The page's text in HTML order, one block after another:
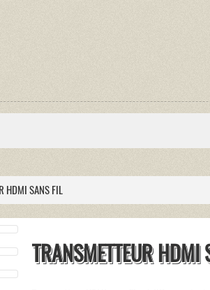
HDMI SANS FIL
TRANSMETTEUR HDMI